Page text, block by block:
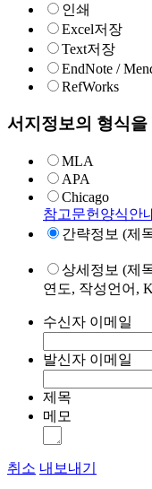
인쇄
Excel저장
Text저장
EndNote /
RefWorks
서지정보의 형식
MLA
APA
Chicago
참고문헌양식안
간략정보 (제
상세정보 (제
연도, 작성언어,
수신자 이메일
발신자 이메일
제목
메모
취소 내보내기